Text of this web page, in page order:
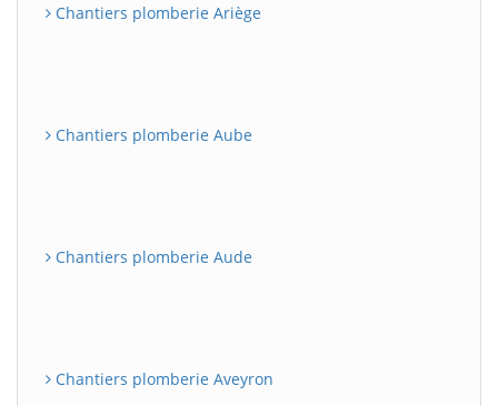
Chantiers plomberie Ariège
Chantiers plomberie Aube
Chantiers plomberie Aude
Chantiers plomberie Aveyron